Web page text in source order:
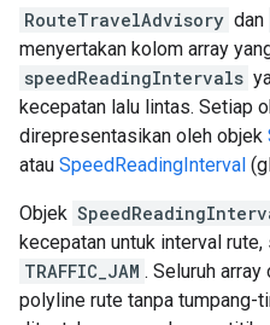
RouteTravelAdvisory dan
menyertakan kolom array
speedReadingIntervals
kecepatan lalu lintas. Setiap
direpresentasikan oleh objek
atau SpeedReadingInterval
Objek
kecepatan untuk interval
TRAFFIC_JAM . Seluruh
polyline rute tanpa tumpang-